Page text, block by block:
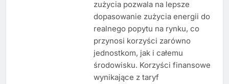
zużycia pozwala na lepsze
dopasowanie zużycia energii do
realnego popytu na rynku, co
przynosi korzyści zarówno
jednostkom, jak i całemu
środowisku. Korzyści finansowe
wynikające z taryf